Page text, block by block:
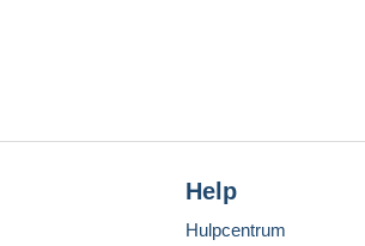
Help
Hulpcentrum